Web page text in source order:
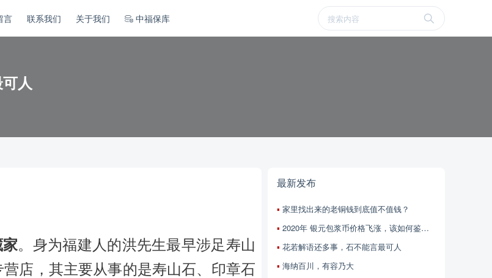
言 联系我们 关于我们 中福保库
人
。身为福建人的洪先生最早涉足寿山
店，其主要从事的是寿山石、印章石
最新发布
家里找出来的老铜钱到底值不值钱？
2020年 银元包浆币价格飞涨，该如何鉴定包浆真假？
花若解语还多事，石不能言最可人
海纳百川，有容乃大